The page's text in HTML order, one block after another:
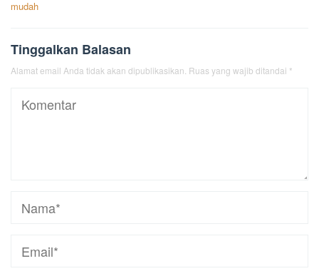
mudah
Tinggalkan Balasan
Alamat email Anda tidak akan dipublikasikan. Ruas yang wajib ditandai *